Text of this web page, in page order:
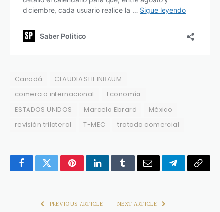
Canadá
CLAUDIA SHEINBAUM
comercio internacional
Economía
ESTADOS UNIDOS
Marcelo Ebrard
México
revisión trilateral
T-MEC tratado comercial
FacebookTwitterPinterestLinkedInTumblrEmail TelegramCopy
PREVIOUS ARTICLE NEXT ARTICLE